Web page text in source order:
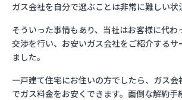
ガス会社を自分で選ぶことは非常に難しい状
そういった事情もあり、当社はお客様に代わ
交渉を行い、お安いガス会社をご紹介するサ
ました。
一戸建て住宅にお住いの方でしたら、ガス会
でガス料金をお安くできます。面倒な解約手